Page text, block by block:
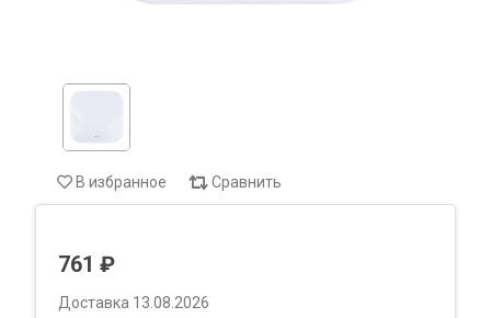
В избранное Сравнить
761 ₽
Доставка 13.08.2026